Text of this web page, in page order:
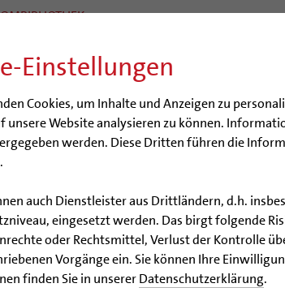
Einstellungen
Cookies, um Inhalte und Anzeigen zu
unsere Website analysieren zu können.
werden. Diese Dritten führen die
auch Dienstleister aus Drittländern, d.h.
eingesetzt werden. Das birgt folgende
oder Rechtsmittel, Verlust der Kontrolle
Vorgänge ein. Sie können Ihre
finden Sie in unsererDatenschutzerklärung.
BISTUM
Nachrichten Artikel
Opfer